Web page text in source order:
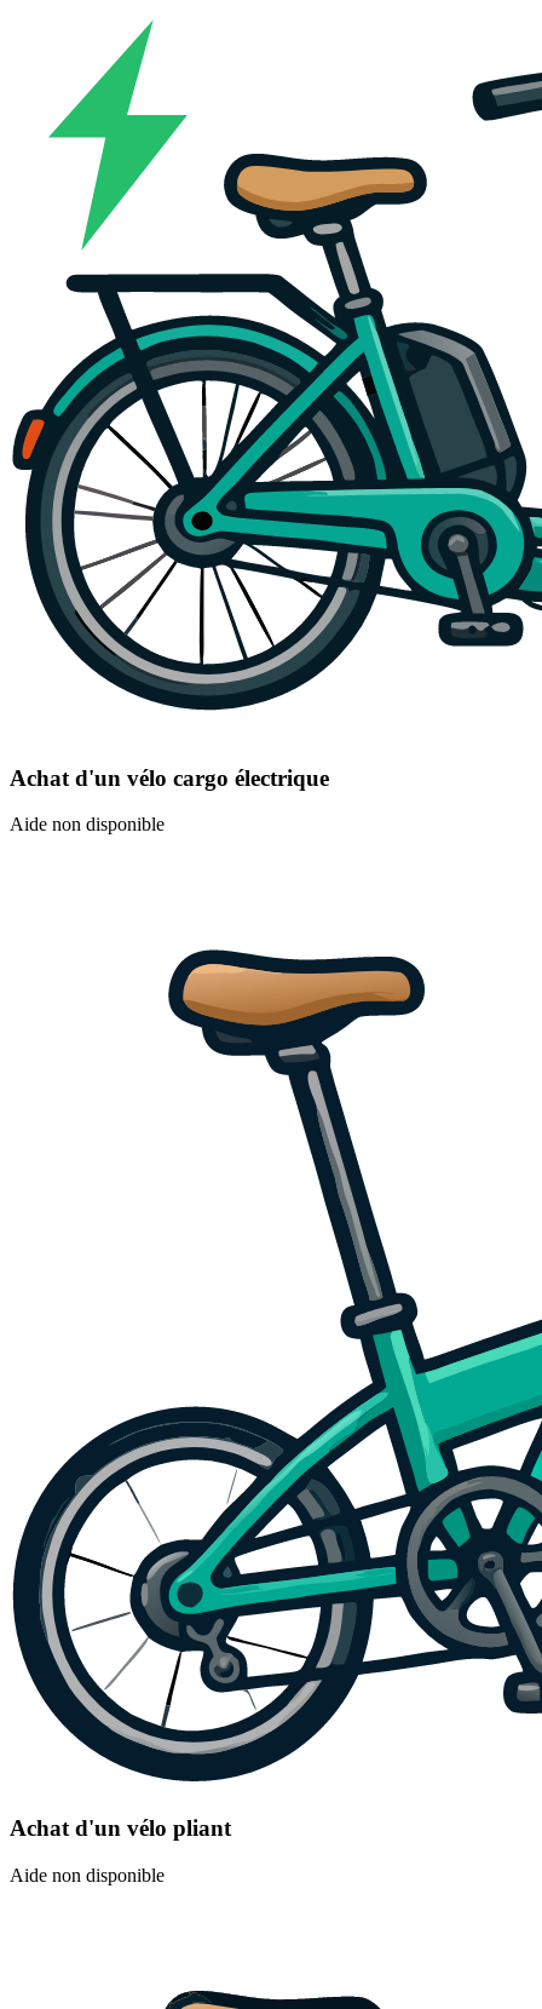
Achat d'un vélo cargo électrique
Aide non disponible
Achat d'un vélo pliant
Aide non disponible